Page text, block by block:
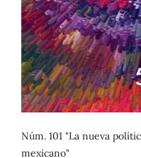
Núm. 101 "La nueva
mexicano"